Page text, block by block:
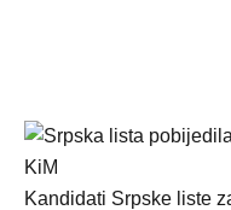
Kandidati Srpske liste